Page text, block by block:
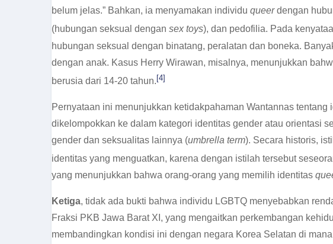
belum jelas.” Bahkan, ia menyamakan individu queerdengan
(hubungan seksual dengan sex toys), dan pedofilia. Pada
hubungan seksual dengan binatang, peralatan dan boneka.
dengan anak. Kasus Herry Wirawan, misalnya, menunjukkan
berusia dari 14-20 tahun.[4]
Pernyataan ini menunjukkan ketidakpahaman Wantannas tentang
dikelompokkan ke dalam kategori identitas gender atau orientasi
gender dan seksualitas lainnya (umbrella term). Secara historis,
identitas yang menguatkan, karena dengan istilah tersebut
yang menunjukkan bahwa orang-orang yang memilih identitas
Ketiga, tidak ada bukti bahwa individu LGBTQ menyebabkan
Fraksi PKB Jawa Barat XI, yang mengaitkan perkembangan
membandingkan kondisi ini dengan negara Korea Selatan di